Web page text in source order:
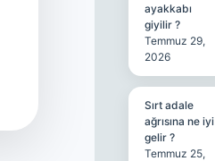
ayakkabı
giyilir ?
Temmuz 29,
2026
Sırt adale
ağrısına ne iyi
gelir ?
Temmuz 25,